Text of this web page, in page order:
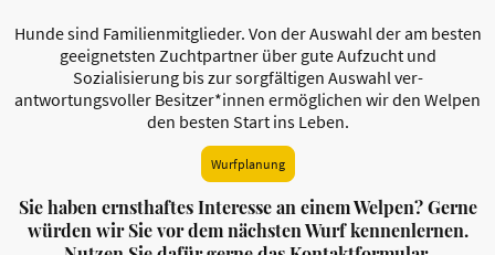
Hunde sind Familienmitglieder. Von der Auswahl der am besten
geeignetsten Zuchtpartner über gute Aufzucht und
Sozialisierung bis zur sorgfältigen Auswahl ver-
antwortungsvoller Besitzer*innen ermöglichen wir den Welpen
den besten Start ins Leben.
Wurfplanung
Sie haben ernsthaftes Interesse an einem Welpen? Gerne
würden wir Sie vor dem nächsten Wurf kennenlernen.